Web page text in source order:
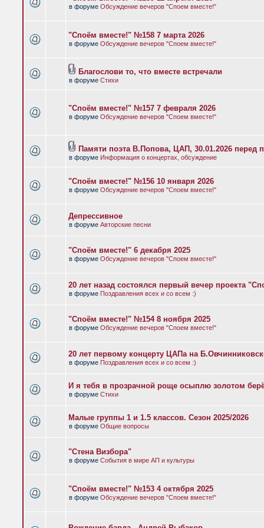
в форуме Обсуждение вечеров "Споем вместе!"
"Споём вместе!" №158 7 марта 2026
в форуме Обсуждение вечеров "Споем вместе!"
Благослови то, что вместе встречали
в форуме Стихи
"Споём вместе!" №157 7 февраля 2026
в форуме Обсуждение вечеров "Споем вместе!"
Памяти поэта В.Попова, ЦАП, 30.01.2026 перед
в форуме Информация о концертах, обсуждение
"Споём вместе!" №156 10 января 2026
в форуме Обсуждение вечеров "Споем вместе!"
Депрессивное
в форуме Авторские песни
"Споём вместе!" 6 декабря 2025
в форуме Обсуждение вечеров "Споем вместе!"
20 лет назад состоялся первый вечер проекта
в форуме Поздравления всех и со всем :)
"Споём вместе!" №154 8 ноября 2025
в форуме Обсуждение вечеров "Споем вместе!"
20 лет первому концерту ЦАПа на
в форуме Поздравления всех и со всем :)
И я тебя в прозрачной роще осыплю золотом
в форуме Стихи
Малые группы 1 и 1.5 классов. Сезон 2025/2026
в форуме Общие вопросы
"Стена Визбора"
в форуме События в мире АП и культуры
"Споём вместе!" №153 4 октября 2025
в форуме Обсуждение вечеров "Споем вместе!"